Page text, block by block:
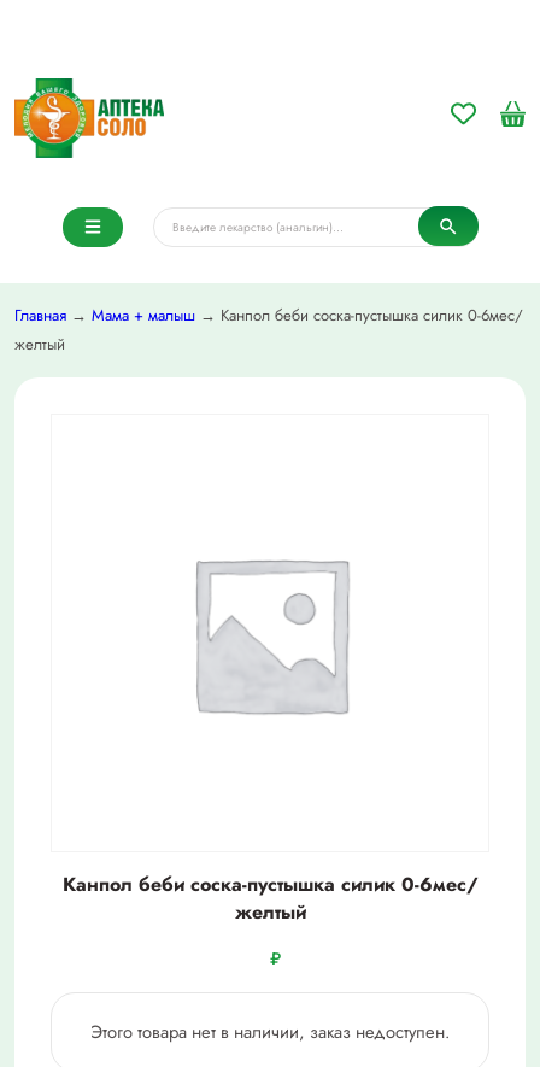
Главная → Мама + малыш → Канпол беби соска-пустышка силик 0-6мес/
желтый
Канпол беби соска-пустышка силик 0-6мес/
желтый
₽
Этого товара нет в наличии, заказ недоступен.